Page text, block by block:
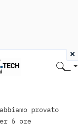
provato
6 ore
×